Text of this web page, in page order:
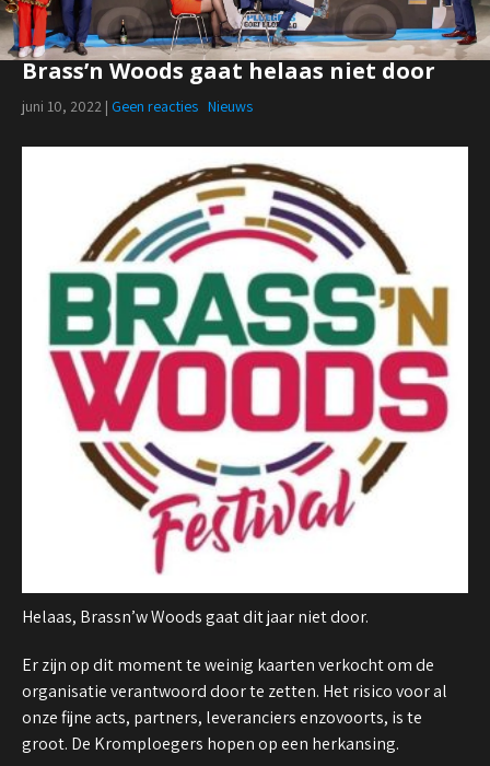
Brass’n Woods gaat helaas niet door
juni 10, 2022 | Geen reacties Nieuws
Helaas, Brassn’w Woods gaat dit jaar niet door.
Er zijn op dit moment te weinig kaarten verkocht om de
organisatie verantwoord door te zetten. Het risico voor al
onze fijne acts, partners, leveranciers enzovoorts, is te
groot. De Kromploegers hopen op een herkansing.